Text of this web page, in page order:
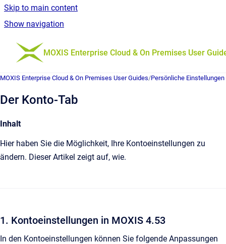
Skip to main content
Show navigation
Go to homepage
MOXIS Enterprise Cloud & On Premises User
MOXIS Enterprise Cloud & On Premises User Guides/Persönliche Einstellungen
Der Konto-Tab
Inhalt
Hier haben Sie die Möglichkeit, Ihre Kontoeinstellungen zu
ändern. Dieser Artikel zeigt auf, wie.
1. Kontoeinstellungen in MOXIS 4.53
In den Kontoeinstellungen können Sie folgende Anpassungen